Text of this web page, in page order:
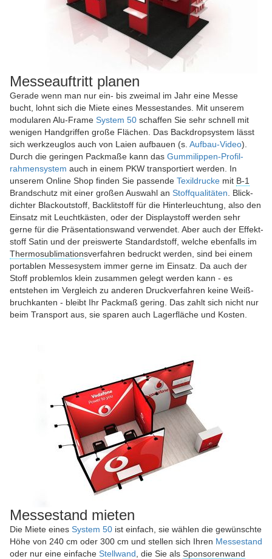
Messeauftritt planen
Gerade wenn man nur ein- bis zweimal im Jahr eine Messe
bucht, lohnt sich die Miete eines Messe­standes. Mit unserem
modularen Alu-Frame System 50 schaffen Sie sehr schnell mit
wenigen Hand­griffen große Flächen. Das Back­drop­system lässt
sich werk­zeug­los auch von Laien auf­bauen (s. Aufbau-Video).
Durch die geringen Pack­maße kann das Gummi­lippen-Profil­
rahmen­system auch in einem PKW trans­portiert werden. In
unserem Online Shop finden Sie passende Texildrucke mit B-1
Brand­schutz mit einer großen Auswahl an Stoff­qualitäten . Blick­
dichter Blackout­stoff, Backlit­stoff für die Hinter­leuchtung, also den
Einsatz mit Leucht­kästen, oder der Display­stoff werden sehr
gerne für die Präsen­tations­wand verwendet. Aber auch der Effekt­
stoff Satin und der preis­werte Standard­stoff, welche eben­falls im
Thermo­sublimations­verfahren bedruckt werden, sind bei einem
portablen Messe­system immer gerne im Einsatz. Da auch der
Stoff problemlos klein zusammen gelegt werden kann - es
entstehen im Vergleich zu anderen Druck­verfahren keine Weiß­
bruch­kanten - bleibt Ihr Packmaß gering. Das zahlt sich nicht nur
beim Transport aus, sie sparen auch Lager­fläche und Kosten.
Messestand mieten
Die Miete eines System 50 ist einfach, sie wählen die gewünschte
Höhe von 240 cm oder 300 cm und stellen sich Ihren Messe­stand
oder nur eine einfache Stellwand , die Sie als Sponsoren­wand